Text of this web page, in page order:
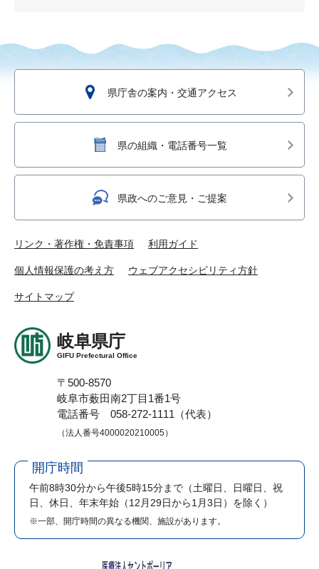
県庁舎の案内・交通アクセス
県の組織・電話番号一覧
県政へのご意見・ご提案
リンク・著作権・免責事項 利用ガイド
個人情報保護の考え方 ウェブアクセシビリティ方針
サイトマップ
岐阜県庁
GIFU Prefectural Office
〒500-8570
岐阜市薮田南2丁目1番1号
電話番号 058-272-1111（代表）
（法人番号4000020210005）
開庁時間
午前8時30分から午後5時15分まで （土曜日、日曜日、祝
日、休日、年末年始（12月29日から1月3日）を除く）
※一部、開庁時間の異なる機関、施設があります。